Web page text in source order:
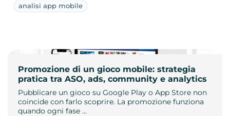
analisi app mobile
Promozione di un gioco mobile: strategia
pratica tra ASO, ads, community e analytics
Pubblicare un gioco su Google Play o App Store non
coincide con farlo scoprire. La promozione funziona
quando ogni fase …